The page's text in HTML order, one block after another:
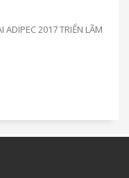
2017 TRIỂN LÃM